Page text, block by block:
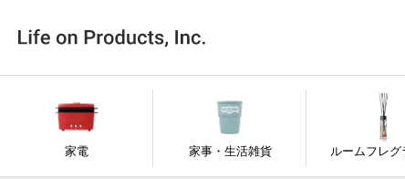
家電 家事・生活雑貨 ルームフレグ